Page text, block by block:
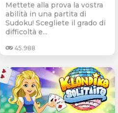
Mettete alla prova la vostra
abilità in una partita di
Sudoku! Scegliete il grado di
difficoltà e...
45.988